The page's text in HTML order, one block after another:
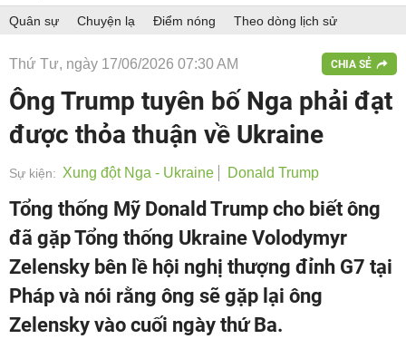
Quân sự Chuyện lạ Điểm nóng Theo dòng lịch sử
Thứ Tư, ngày 17/06/2026 07:30 AM CHIA SẺ
Ông Trump tuyên bố Nga phải đạt
được thỏa thuận về Ukraine
Sự kiện: Xung đột Nga - Ukraine Donald Trump
Tổng thống Mỹ Donald Trump cho biết ông
đã gặp Tổng thống Ukraine Volodymyr
Zelensky bên lề hội nghị thượng đỉnh G7 tại
Pháp và nói rằng ông sẽ gặp lại ông
Zelensky vào cuối ngày thứ Ba.